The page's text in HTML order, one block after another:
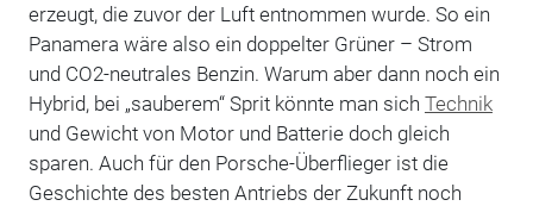
erzeugt, die zuvor der Luft entnommen wurde. So ein
Panamera wäre also ein doppelter Grüner – Strom
und CO2-neutrales Benzin. Warum aber dann noch ein
Hybrid, bei „sauberem“ Sprit könnte man sich Technik
und Gewicht von Motor und Batterie doch gleich
sparen. Auch für den Porsche-Überflieger ist die
Geschichte des besten Antriebs der Zukunft noch